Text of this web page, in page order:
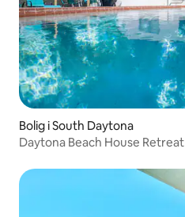
Bolig i South Daytona
Daytona Beach House Retreat